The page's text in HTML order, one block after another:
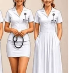
mínima
,mas sim o mínimo
pois reduz
anos de serviço.